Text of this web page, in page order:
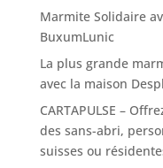
Marmite Solidaire
BuxumLunic
La plus grande
avec la maison
CARTAPULSE –
des sans-abri,
suisses ou